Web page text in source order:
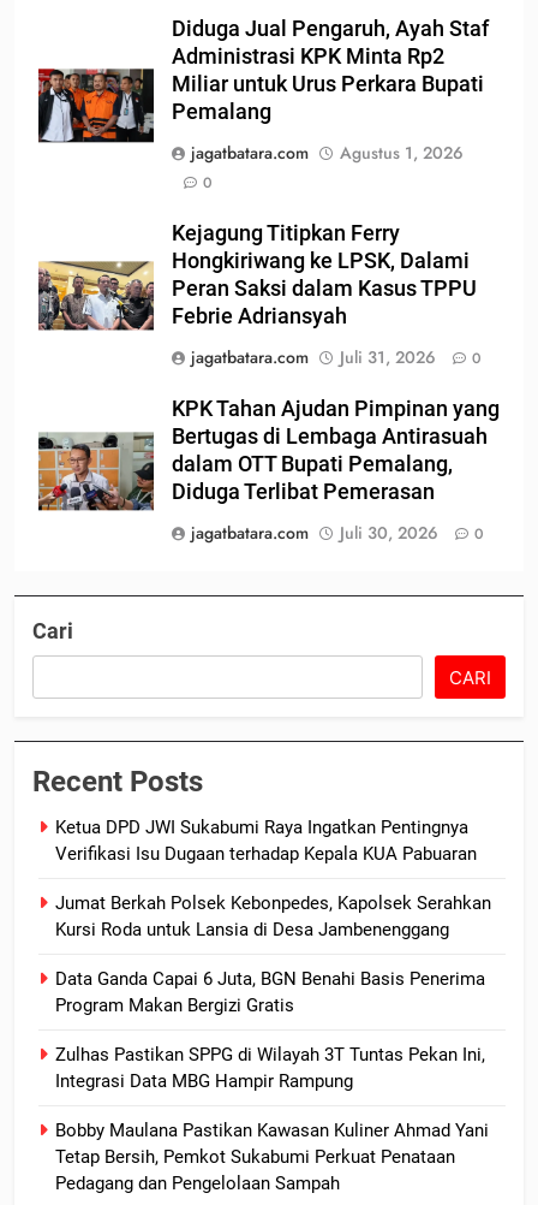
Diduga Jual Pengaruh, Ayah Staf
Administrasi KPK Minta Rp2
Miliar untuk Urus Perkara Bupati
Pemalang
jagatbatara.com
Agustus 1, 2026
0
Kejagung Titipkan Ferry
Hongkiriwang ke LPSK, Dalami
Peran Saksi dalam Kasus TPPU
Febrie Adriansyah
jagatbatara.com
Juli 31, 2026 0
KPK Tahan Ajudan Pimpinan yang
Bertugas di Lembaga Antirasuah
dalam OTT Bupati Pemalang,
Diduga Terlibat Pemerasan
jagatbatara.com
Juli 30, 2026 0
Cari
CARI
Recent Posts
Ketua DPD JWI Sukabumi Raya Ingatkan Pentingnya
Verifikasi Isu Dugaan terhadap Kepala KUA Pabuaran
Jumat Berkah Polsek Kebonpedes, Kapolsek Serahkan
Kursi Roda untuk Lansia di Desa Jambenenggang
Data Ganda Capai 6 Juta, BGN Benahi Basis Penerima
Program Makan Bergizi Gratis
Zulhas Pastikan SPPG di Wilayah 3T Tuntas Pekan Ini,
Integrasi Data MBG Hampir Rampung
Bobby Maulana Pastikan Kawasan Kuliner Ahmad Yani
Tetap Bersih, Pemkot Sukabumi Perkuat Penataan
Pedagang dan Pengelolaan Sampah